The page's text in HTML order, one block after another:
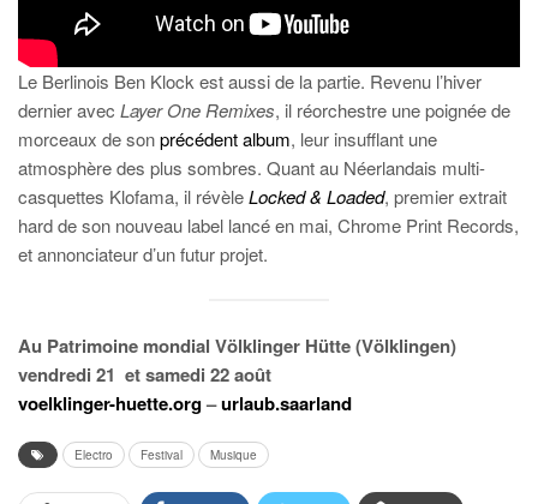
Le Berlinois Ben Klock est aussi de la partie. Revenu l’hiver
dernier avec Layer One Remixes, il réorchestre une poignée de
morceaux de sonprécédent album, leur insufflant une
atmosphère des plus sombres. Quant au Néerlandais multi-
casquettes Klofama, il révèleLocked & Loaded, premier extrait
hard de son nouveau label lancé en mai, Chrome Print Records,
et annonciateur d’un futur projet.
Au Patrimoine mondial Völklinger Hütte (Völklingen)
vendredi 21 et samedi 22 août
voelklinger-huette.org–urlaub.saarland
Electro Festival Musique